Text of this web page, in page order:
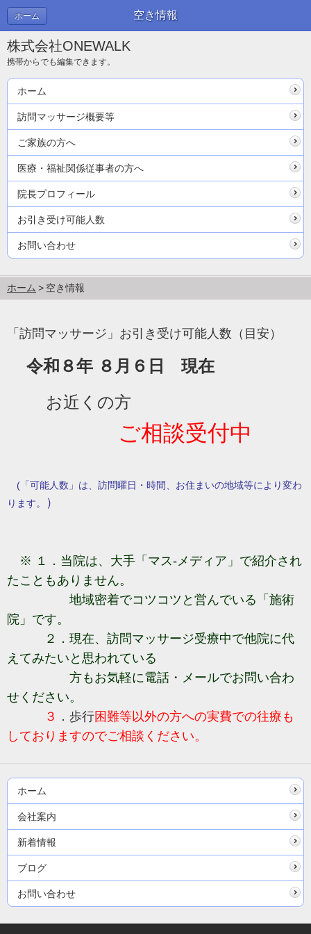
空き情報
ホーム
株式会社ONEWALK
携帯からでも編集できます。
ホーム
訪問マッサージ概要等
ご家族の方へ
医療・福祉関係従事者の方へ
院長プロフィール
お引き受け可能人数
お問い合わせ
ホーム 空き情報
「訪問マッサージ」お引き受け可能人数（目安）
令和８年 ８月６日 現在
お近くの方
ご相談受付中
(「可能人数」は、訪問曜日・時間、お住まいの地域等により変わ
ります。
）
※ １．当院は、大手「マス-メディア」で紹介され
たこともありません。
地域密着でコツコツと営んでいる「施術
院」です。
２．現在、訪問マッサージ受療中で他院に代
えてみたいと思われている
方もお気軽に電話・メールでお問い合わ
せください。
３ ．歩行困難等以外の方への実費での往療も
しておりますのでご相談ください。
ホーム
会社案内
新着情報
ブログ
お問い合わせ